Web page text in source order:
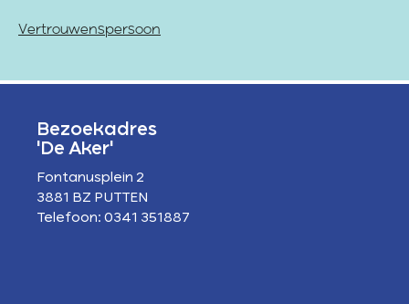
Vertrouwenspersoon
Bezoekadres
'De Aker'
Fontanusplein 2
3881 BZ PUTTEN
Telefoon: 0341 351887